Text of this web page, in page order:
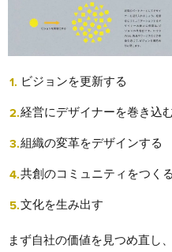
ビジョンを更新する
経営にデザイナーを巻き込
組織の変革をデザインする
共創のコミュニティをつくる
文化を生み出す
まず自社の価値を見つめ直し